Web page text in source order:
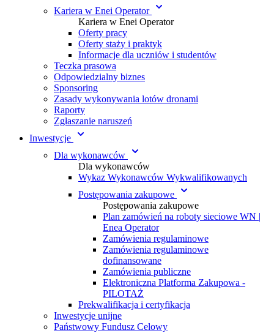
Kariera w Enei Operator
Kariera w Enei Operator
Oferty pracy
Oferty staży i praktyk
Informacje dla uczniów i studentów
Teczka prasowa
Odpowiedzialny biznes
Sponsoring
Zasady wykonywania lotów dronami
Raporty
Zgłaszanie naruszeń
Inwestycje
Dla wykonawców
Dla wykonawców
Wykaz Wykonawców Wykwalifikowanych
Postępowania zakupowe
Postępowania zakupowe
Plan zamówień na roboty sieciowe WN |
Enea Operator
Zamówienia regulaminowe
Zamówienia regulaminowe
dofinansowane
Zamówienia publiczne
Elektroniczna Platforma Zakupowa -
PILOTAŻ
Prekwalifikacja i certyfikacja
Inwestycje unijne
Państwowy Fundusz Celowy